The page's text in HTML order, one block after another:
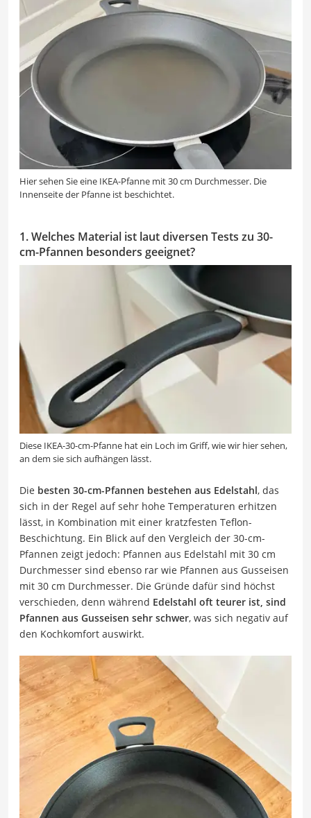
Hier sehen Sie eine IKEA-Pfanne mit 30 cm Durchmesser. Die
Innenseite der Pfanne ist beschichtet.
1. Welches Material ist laut diversen Tests zu 30-
cm-Pfannen besonders geeignet?
Diese IKEA-30-cm-Pfanne hat ein Loch im Griff, wie wir hier sehen,
an dem sie sich aufhängen lässt.
Die besten 30-cm-Pfannen bestehen aus Edelstahl, das
sich in der Regel auf sehr hohe Temperaturen erhitzen
lässt, in Kombination mit einer kratzfesten Teflon-
Beschichtung. Ein Blick auf den Vergleich der 30-cm-
Pfannen zeigt jedoch: Pfannen aus Edelstahl mit 30 cm
Durchmesser sind ebenso rar wie Pfannen aus Gusseisen
mit 30 cm Durchmesser. Die Gründe dafür sind höchst
verschieden, denn während Edelstahl oft teurer ist, sind
Pfannen aus Gusseisen sehr schwer, was sich negativ auf
den Kochkomfort auswirkt.